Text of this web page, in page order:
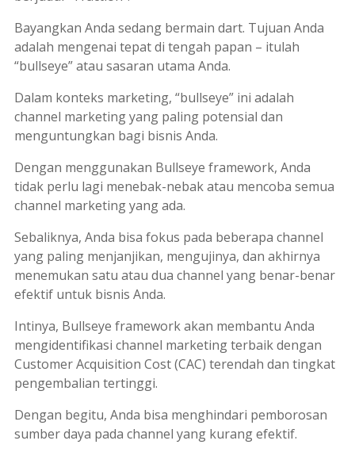
Bayangkan Anda sedang bermain dart. Tujuan Anda
adalah mengenai tepat di tengah papan – itulah
“bullseye” atau sasaran utama Anda.
Dalam konteks marketing, “bullseye” ini adalah
channel marketingyang paling potensial dan
menguntungkan bagi bisnis Anda.
Dengan menggunakan Bullseye framework, Anda
tidak perlu lagi menebak-nebak atau mencoba semua
channel marketingyang ada.
Sebaliknya, Anda bisa fokus pada beberapa channel
yang paling menjanjikan, mengujinya, dan akhirnya
menemukan satu atau dua channel yang benar-benar
efektif untuk bisnis Anda.
Intinya, Bullseye frameworkakan membantu Anda
mengidentifikasi channel marketingterbaik dengan
Customer Acquisition Cost(CAC) terendah dan tingkat
pengembalian tertinggi.
Dengan begitu, Anda bisa menghindari pemborosan
sumber daya pada channel yang kurang efektif.